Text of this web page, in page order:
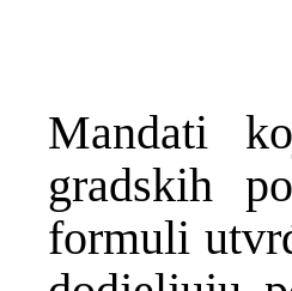
Mandati
gradskih
formuli